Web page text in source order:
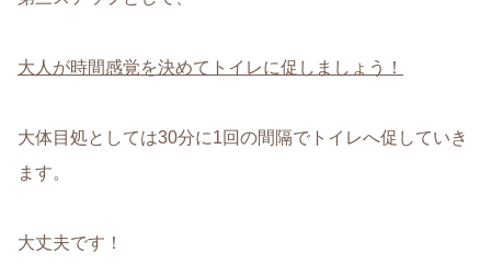
大人が時間感覚を決めてトイレに促しましょう！
大体目処としては30分に1回の間隔でトイレへ促していき
ます。
大丈夫です！